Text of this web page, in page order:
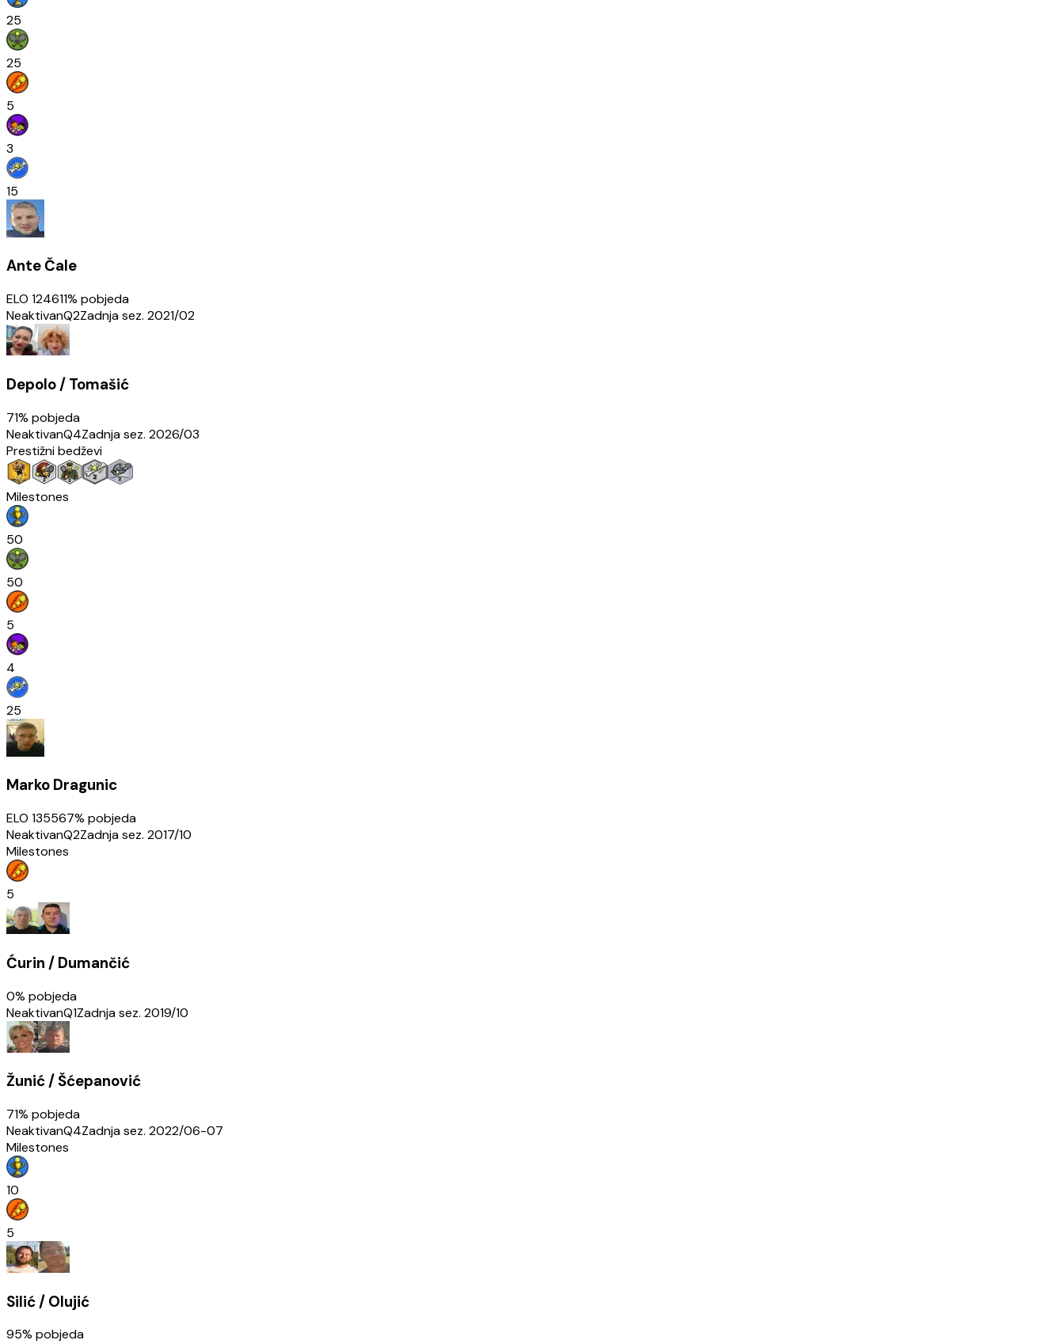
25
25
5
3
15
Ante Čale
ELO 124611% pobjeda
NeaktivanQ2Zadnja sez. 2021/02
Depolo / Tomašić
71% pobjeda
NeaktivanQ4Zadnja sez. 2026/03
Prestižni bedževi
Milestones
50
50
5
4
25
Marko Dragunic
ELO 135567% pobjeda
NeaktivanQ2Zadnja sez. 2017/10
Milestones
5
Ćurin / Dumančić
0% pobjeda
NeaktivanQ1Zadnja sez. 2019/10
Žunić / Šćepanović
71% pobjeda
NeaktivanQ4Zadnja sez. 2022/06-07
Milestones
10
5
Silić / Olujić
95% pobjeda